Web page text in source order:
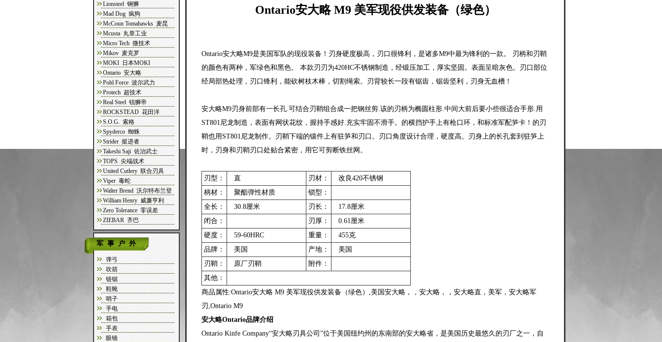
Lionsteel 钢狮
Mad Dog 疯狗
McCoun Tomahawks 麦昆
Mcusta 丸章工业
Micro Tech 微技术
Mikov 麦克罗
MOKI 日本MOKI
Ontario 安大略
Pohl Force 波尔武力
Protech 超技术
Real Steel 锐狮帝
ROCKSTEAD 花田洋
S.O.G. 索格
Spyderco 蜘蛛
Strider 挺进者
Takeshi Saji 佐治武士
TOPS 尖端战术
United Cutlery 联合刃具
Viper 毒蛇
Walter Brend 沃尔特布兰登
William Henry 威廉亨利
Zero Tolerance 零误差
ZIEBAR 齐巴
军事户外
弹弓
吹箭
链锯
鞋靴
哨子
手电
箱包
手表
眼镜
Ontario安大略 M9 美军现役供发装备（绿色）
Ontario安大略M9是美国军队的现役装备！刃身硬度极高，刃口很锋利，是诸多M9中最为锋利的一款。 刃柄和刃鞘
的颜色有两种，军绿色和黑色。 本款刃刃为420HC不锈钢制造，经锻压加工，厚实坚固。表面呈暗灰色。刃口部位
经局部热处理，刃口锋利，能砍树枝木棒，切割绳索。刃背较长一段有锯齿，锯齿坚利，刃身无血槽！
安大略M9刃身前部有一长孔.可结合刃鞘组合成一把钢丝剪.该的刃柄为椭圆柱形.中间大前后要小些很适合手形.用
ST801尼龙制造，表面有网状花纹，握持手感好.充实牢固不滑手。的横挡护手上有枪口环，和标准军配笋卡！的刃
鞘也用ST801尼龙制作。刃鞘下端的镶件上有驻笋和刃口。刃口角度设计合理，硬度高。刃身上的长孔套到驻笋上
时，刃身和刃鞘刃口处贴合紧密，用它可剪断铁丝网。
刃型： 直 刃材：
改良420不锈钢
柄材：
聚酯弹性材质
锁型：
全长：
30.8厘米 刃长：
17.8厘米
闭合：
刃厚：
0.61厘米
硬度：
59-60HRC 重量：
455克
品牌：
美国 产地：
美国
刃鞘：
原厂刃鞘
附件：
其他：
商品属性:Ontario安大略 M9 美军现役供发装备（绿色）,美国安大略，，安大略，，安大略直，美军，安大略军
刃,Ontario M9
安大略Ontario品牌介绍
Ontario Kinfe Company“安大略刃具公司”位于美国纽约州的东南部的安大略省，是美国历史最悠久的刃厂之一，自